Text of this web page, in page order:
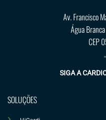
Av. Francisco
Água
CEP
SIGA A
SOLUÇÕES